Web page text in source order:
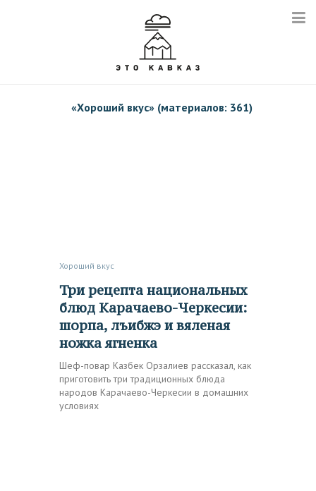
«Хороший вкус» (материалов: 361)
Хороший вкус
Три рецепта национальных
блюд Карачаево-Черкесии:
шорпа, лъибжэ и вяленая
ножка ягненка
Шеф-повар Казбек Орзалиев рассказал, как
приготовить три традиционных блюда
народов Карачаево-Черкесии в домашних
условиях